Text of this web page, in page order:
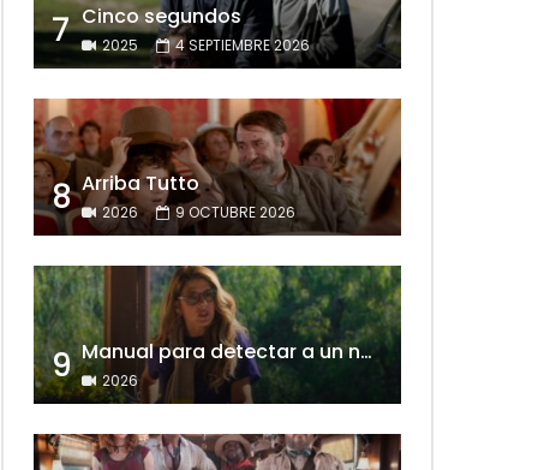
7 Cinco segundos
2025 4 SEPTIEMBRE 2026
8 Arriba Tutto
2026 9 OCTUBRE 2026
9 Manual para detectar a un narcisista
2026